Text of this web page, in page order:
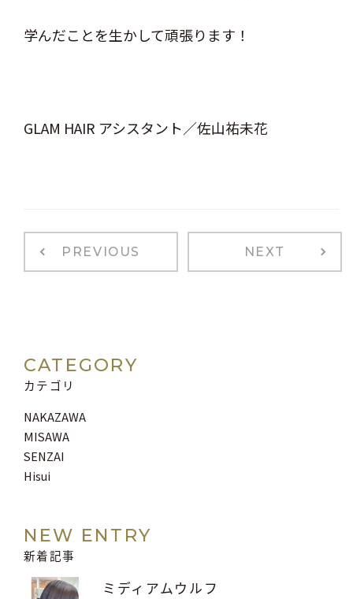
学んだことを生かして頑張ります！
GLAM HAIR アシスタント／佐山祐未花
PREVIOUS NEXT
CATEGORY
カテゴリ
NAKAZAWA
MISAWA
SENZAI
Hisui
NEW ENTRY
新着記事
ミディアムウルフ